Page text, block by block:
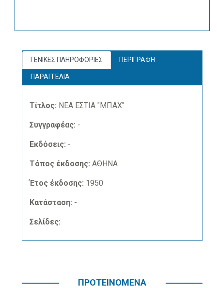
ΓΕΝΙΚΕΣ ΠΛΗΡΟΦΟΡΙΕΣ ΠΕΡΙΓΡΑΦΗ
ΠΑΡΑΓΓΕΛΙΑ
Τίτλος: ΝΕΑ ΕΣΤΙΑ "ΜΠΑΧ"
Συγγραφέας: -
Εκδόσεις: -
Τόπος έκδοσης: ΑΘΗΝΑ
Έτος έκδοσης: 1950
Κατάσταση: -
Σελίδες:
ΠΡΟΤΕΙΝΟΜΕΝΑ